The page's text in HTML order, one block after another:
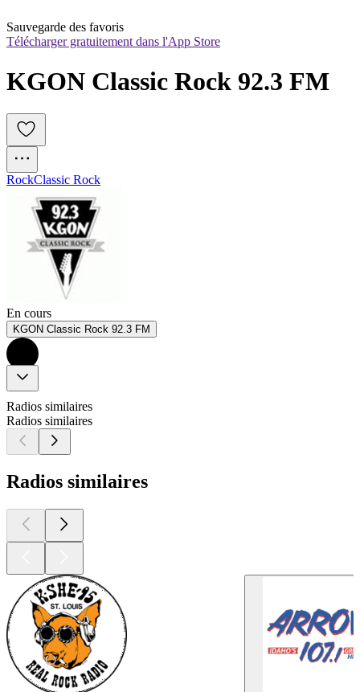
Sauvegarde des favoris
Télécharger gratuitement dans l'App Store
KGON Classic Rock 92.3 FM
RockClassic Rock
En cours
KGON Classic Rock 92.3 FM
Radios similaires
Radios similaires
Radios similaires